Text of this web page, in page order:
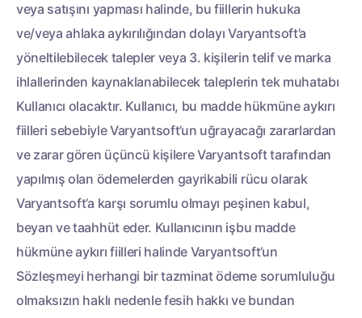
veya satışını yapması halinde, bu fiillerin hukuka
ve/veya ahlaka aykırılığından dolayı Varyantsoft’a
yöneltilebilecek talepler veya 3. kişilerin telif ve marka
ihlallerinden kaynaklanabilecek taleplerin tek muhatabı
Kullanıcı olacaktır. Kullanıcı, bu madde hükmüne aykırı
fiilleri sebebiyle Varyantsoft’un uğrayacağı zararlardan
ve zarar gören üçüncü kişilere Varyantsoft tarafından
yapılmış olan ödemelerden gayrikabili rücu olarak
Varyantsoft’a karşı sorumlu olmayı peşinen kabul,
beyan ve taahhüt eder. Kullanıcının işbu madde
hükmüne aykırı fiilleri halinde Varyantsoft’un
Sözleşmeyi herhangi bir tazminat ödeme sorumluluğu
olmaksızın haklı nedenle fesih hakkı ve bundan